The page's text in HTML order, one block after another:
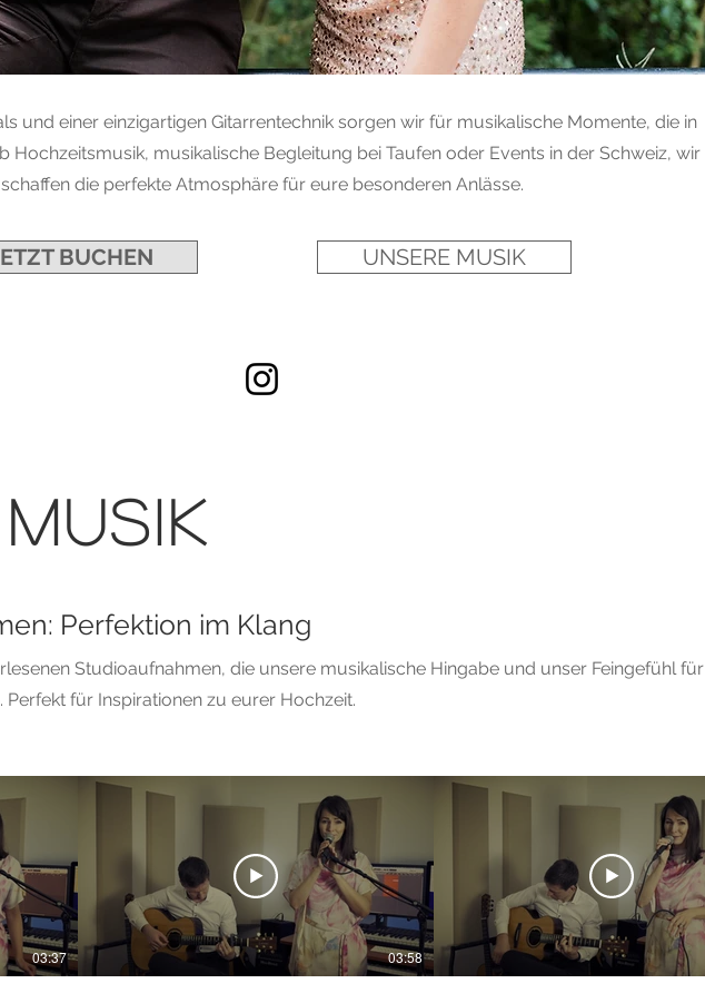
und einer einzigartigen Gitarrentechnik sorgen wir für musikalische Momente, die in
Hochzeitsmusik, musikalische Begleitung bei Taufen oder Events in der Schweiz, wir
schaffen die perfekte Atmosphäre für eure besonderen Anlässe.
BUCHEN UNSERE MUSIK
Perfektion im Klang
Studioaufnahmen, die unsere musikalische Hingabe und unser Feingefühl für
Perfekt für Inspirationen zu eurer Hochzeit.
03:37 03:58